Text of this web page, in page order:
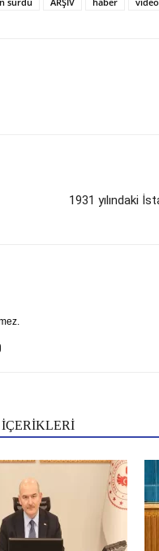
1931 yılındaki